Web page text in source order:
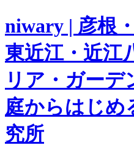
niwary | 彦根
東近江・近江
リア・ガーデ
庭からはじめ
究所